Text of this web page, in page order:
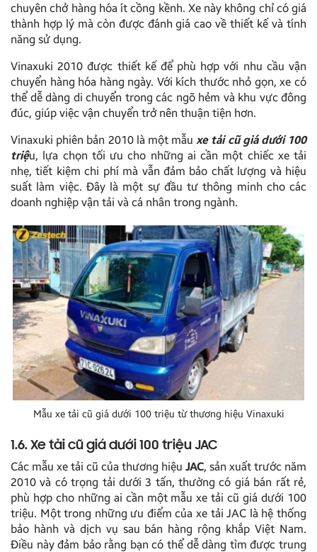
chuyên chở hàng hóa ít cồng kềnh. Xe này không chỉ có giá
thành hợp lý mà còn được đánh giá cao về thiết kế và tính
năng sử dụng.
Vinaxuki 2010 được thiết kế để phù hợp với nhu cầu vận
chuyển hàng hóa hàng ngày. Với kích thước nhỏ gọn, xe có
thể dễ dàng di chuyển trong các ngõ hẻm và khu vực đông
đúc, giúp việc vận chuyển trở nên thuận tiện hơn.
Vinaxuki phiên bản 2010 là một mẫu xe tải cũ giá dưới 100
triệu, lựa chọn tối ưu cho những ai cần một chiếc xe tải
nhẹ, tiết kiệm chi phí mà vẫn đảm bảo chất lượng và hiệu
suất làm việc. Đây là một sự đầu tư thông minh cho các
doanh nghiệp vận tải và cá nhân trong ngành.
Mẫu xe tải cũ giá dưới 100 triệu từ thương hiệu Vinaxuki
1.6. Xe tải cũ giá dưới 100 triệu JAC
Các mẫu xe tải cũ của thương hiệu JAC, sản xuất trước năm
2010 và có trọng tải dưới 3 tấn, thường có giá bán rất rẻ,
phù hợp cho những ai cần một mẫu xe tải cũ giá dưới 100
triệu. Một trong những ưu điểm của xe tải JAC là hệ thống
bảo hành và dịch vụ sau bán hàng rộng khắp Việt Nam.
Điều này đảm bảo rằng bạn có thể dễ dàng tìm được trung